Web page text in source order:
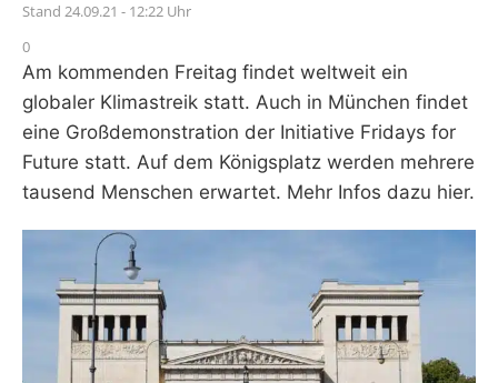
Stand 24.09.21 - 12:22 Uhr
0
Am kommenden Freitag findet weltweit ein
globaler Klimastreik statt. Auch in München findet
eine Großdemonstration der Initiative Fridays for
Future statt. Auf dem Königsplatz werden mehrere
tausend Menschen erwartet. Mehr Infos dazu hier.